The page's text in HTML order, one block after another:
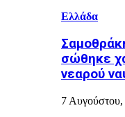
Ελλάδα
σώθηκε
νεαρού
7